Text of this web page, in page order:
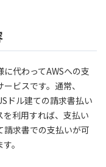
代わってAWSへの支
ビスです。通常、
ドル建ての請求書払い
利用すれば、支払い
請求書での支払いが可
。